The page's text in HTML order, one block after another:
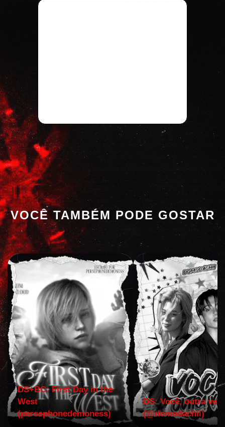
VOCÊ TAMBÉM PODE GOSTAR
DS+BC: First Day in the
West
(persephonedemoness)
DS: Você, outra vez!
(@domodachii)